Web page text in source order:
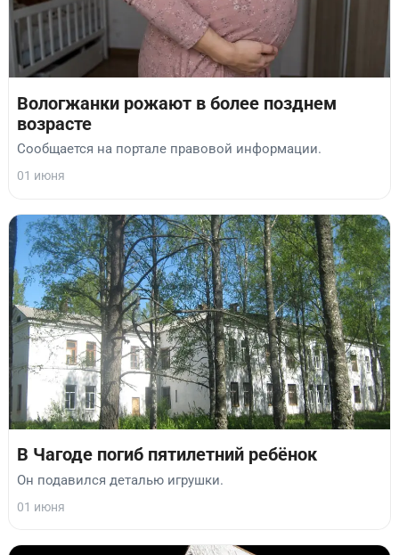
Вологжанки рожают в более позднем
возрасте
Сообщается на портале правовой информации.
01 июня
В Чагоде погиб пятилетний ребёнок
Он подавился деталью игрушки.
01 июня